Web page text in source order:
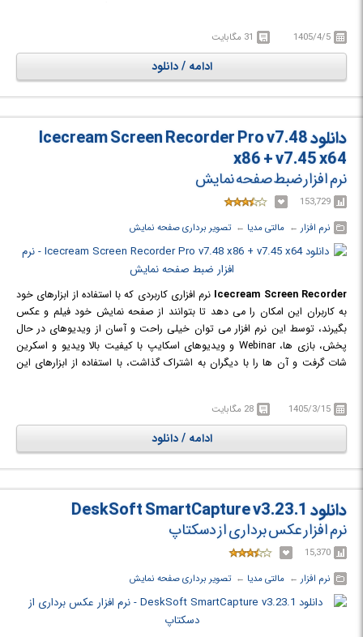
نسبت به سایر نرم افزارهای مشابه، کم تر است، چون در این نرم افزار از قوی ترین
امکانات فشرده سازی کیفیت استفاده شده است. می توانید ویدئوهای با کیفیت
ضبط شده توسط این نرم افزار را در هر یک از فرمت های AVI، MPEG، Xvid و ...
ذخیره کنید. از دیگر قابلیت های کلیدی این نرم افزار می توان به امکان ضبط 24
HD کوچکترین جزئیات را نیز ثبت می کند. هم چنین این نرم افزار به میزان بسیار
کمی از منابع سیستم شما استفاده می کند.
1405/4/5 31 مگابایت
ادامه / دانلود
دانلود Icecream Screen Recorder Pro v7.48
x86 + v7.45 x64
نرم افزار ضبط صفحه نمایش
153,729
نرم افزار ← ‏ مالتی مدیا ← ‏تصویر برداری صفحه نمایش
Icecream Screen Recorder نرم افزاری کاربردی که با استفاده از ابزارهای خود
به کاربران این امکان را می دهد تا بتوانند از صفحه نمایش خود فیلم و عکس
بگیرند، توسط این نرم افزار می توان خیلی راحت و آسان از ویدیوهای در حال
پخش، بازی ها، Webinar و ویدیوهای اسکایپ با کیفیت بالا ویدیو و اسکرین
شات گرفت و آن ها را با دیگران به اشتراک گذاشت، با استفاده از ابزارهای این
ها و عکس های خود دسترسی پیدا کرده و به آن ها متن و طرح اضافه کند،
قابلیت پنهان کردن آیکن های صفحه نمایش و غیر فعال نمودن Screen saver در
طول ضبط فیلم ها و تصاویر و انتخاب میزان کیفیت اسکرین شات ها و ویدیو ها
و امکان ضبط ویدیو از Webcam همزمان با ضبط صفحه نمایش از دیگر ویژگی
1405/3/15 28 مگابایت
ادامه / دانلود
دانلود DeskSoft SmartCapture v3.23.1
نرم افزار عکس برداری از دسکتاپ
15,370
نرم افزار ← ‏ مالتی مدیا ← ‏تصویر برداری صفحه نمایش